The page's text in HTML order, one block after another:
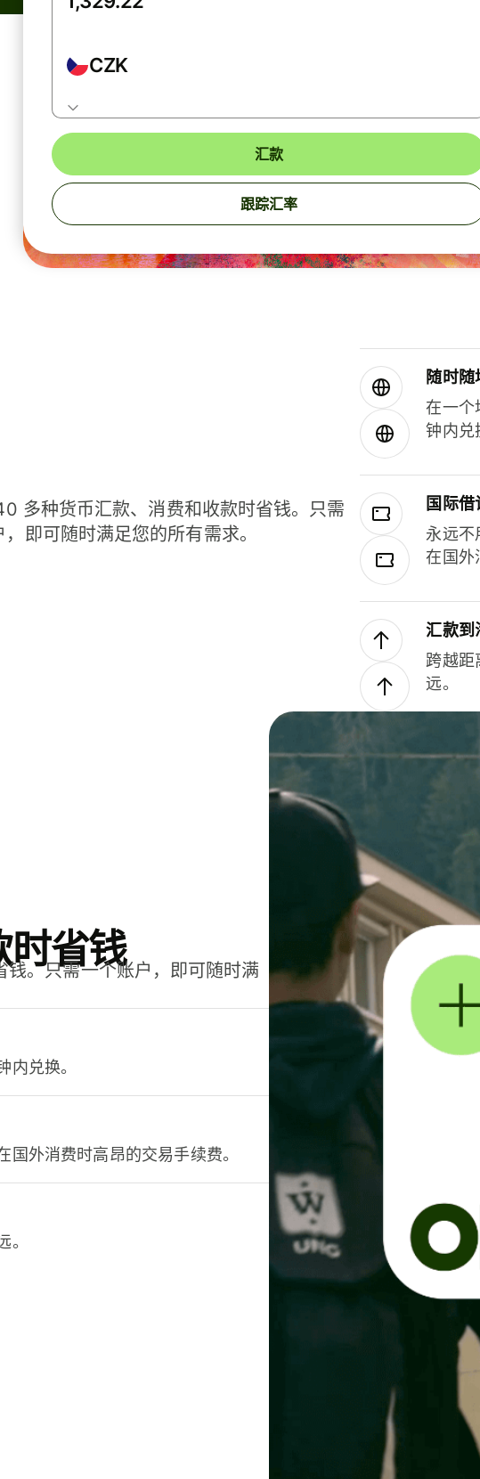
CZK
汇款
跟踪汇率
多种货币汇款、消费和收款时省钱。只需
即可随时满足您的所有需求。
随时随
在一个
钟内兑
国际借
永远不
在国外
汇款到
跨越距
远。
时省钱
。只需一个账户，即可随时满
内兑换。
外消费时高昂的交易手续费。
。